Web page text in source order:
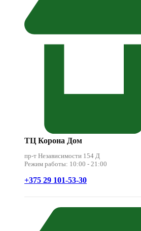
ТЦ Корона Дом
пр-т Независимости 154 Д
Режим работы: 10:00 - 21:00
+375 29 101-53-30